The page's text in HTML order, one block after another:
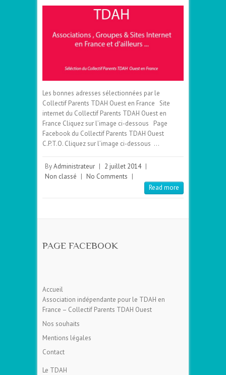
Les bonnes adresses sélectionnées par le
Collectif Parents TDAH Ouest en France Site
internet du Collectif Parents TDAH Ouest en
France Cliquez sur l’image ci-dessous Page
Facebook du Collectif Parents TDAH Ouest
C.P.T.O. Cliquez sur l’image ci-dessous …
ByAdministrateur | 2 juillet 2014 |
Non classé | No Comments |
Read more
PAGE FACEBOOK
Accueil
Association indépendante pour le TDAH en
France – Collectif Parents TDAH Ouest
Nos souhaits
Mentions légales
Contact
Le TDAH